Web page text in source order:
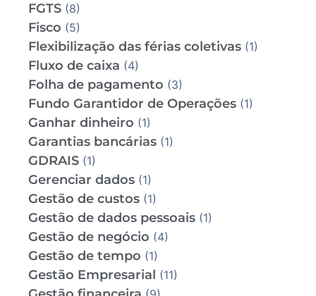
FGTS (8)
Fisco (5)
Flexibilização das férias coletivas (1)
Fluxo de caixa (4)
Folha de pagamento (3)
Fundo Garantidor de Operações (1)
Ganhar dinheiro (1)
Garantias bancárias (1)
GDRAIS (1)
Gerenciar dados (1)
Gestão de custos (1)
Gestão de dados pessoais (1)
Gestão de negócio (4)
Gestão de tempo (1)
Gestão Empresarial (11)